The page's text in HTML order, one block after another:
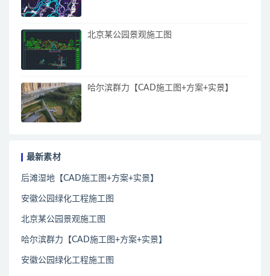
北京某公园景观施工图
哈尔滨群力【CAD施工图+方案+实景】
最新素材
后滩湿地【CAD施工图+方案+实景】
安徽公园绿化工程施工图
北京某公园景观施工图
哈尔滨群力【CAD施工图+方案+实景】
安徽公园绿化工程施工图